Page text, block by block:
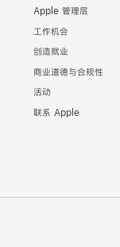
Apple 管理层
工作机会
创造就业
商业道德与合规性
活动
联系 Apple